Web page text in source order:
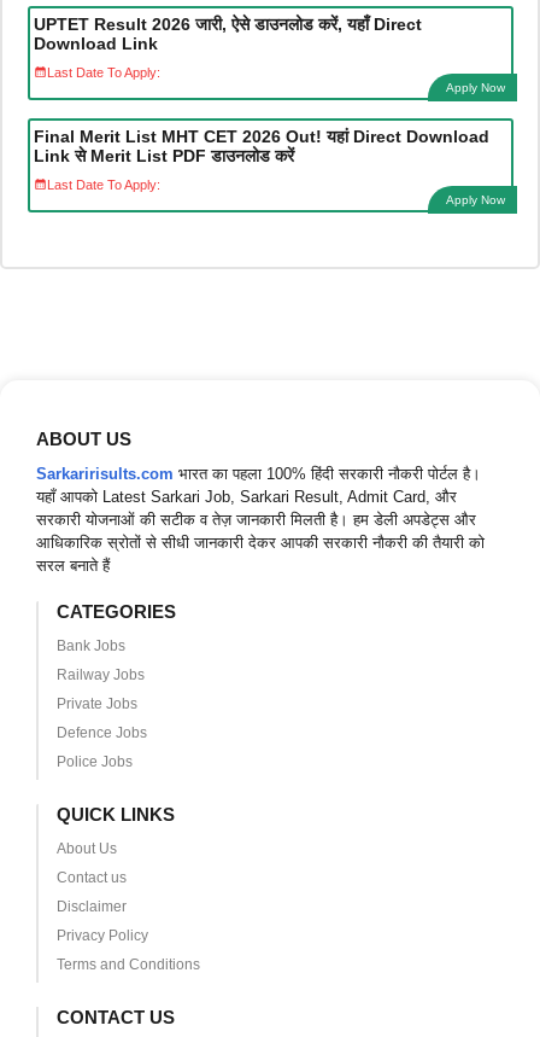
UPTET Result 2026 जारी, ऐसे डाउनलोड करें, यहाँ Direct
Download Link
Last Date To Apply:
Apply Now
Final Merit List MHT CET 2026 Out! यहां Direct Download
Link से Merit List PDF डाउनलोड करें
Last Date To Apply:
Apply Now
ABOUT US
Sarkaririsults.com भारत का पहला 100% हिंदी सरकारी नौकरी पोर्टल है।
यहाँ आपको Latest Sarkari Job, Sarkari Result, Admit Card, और
सरकारी योजनाओं की सटीक व तेज़ जानकारी मिलती है। हम डेली अपडेट्स और
आधिकारिक स्रोतों से सीधी जानकारी देकर आपकी सरकारी नौकरी की तैयारी को
सरल बनाते हैं
CATEGORIES
Bank Jobs
Railway Jobs
Private Jobs
Defence Jobs
Police Jobs
QUICK LINKS
About Us
Contact us
Disclaimer
Privacy Policy
Terms and Conditions
CONTACT US